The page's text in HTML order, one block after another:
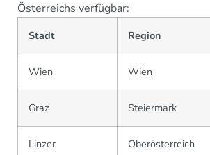
Österreichs verfügbar:
Stadt Region
Wien Wien
Graz Steiermark
Linzer Oberösterreich